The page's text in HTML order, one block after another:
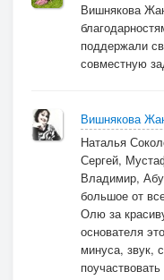
Вишнякова
поддержали
совместную
Вишнякова
Наталья
Сергей,
Владимир,
большое от
Олю за
основателя
минуса, звук,